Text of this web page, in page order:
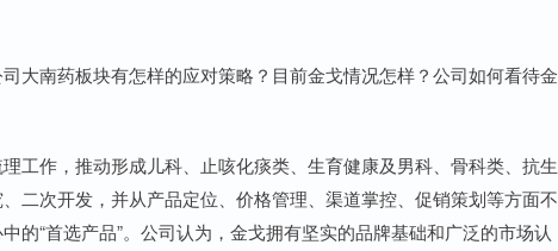
南药板块有怎样的应对策略？目前金戈情况怎样？公司如何看待金
作，推动形成儿科、止咳化痰类、生育健康及男科、骨科类、抗生
二次开发，并从产品定位、价格管理、渠道掌控、促销策划等方面不
的“首选产品”。公司认为，金戈拥有坚实的品牌基础和广泛的市场认